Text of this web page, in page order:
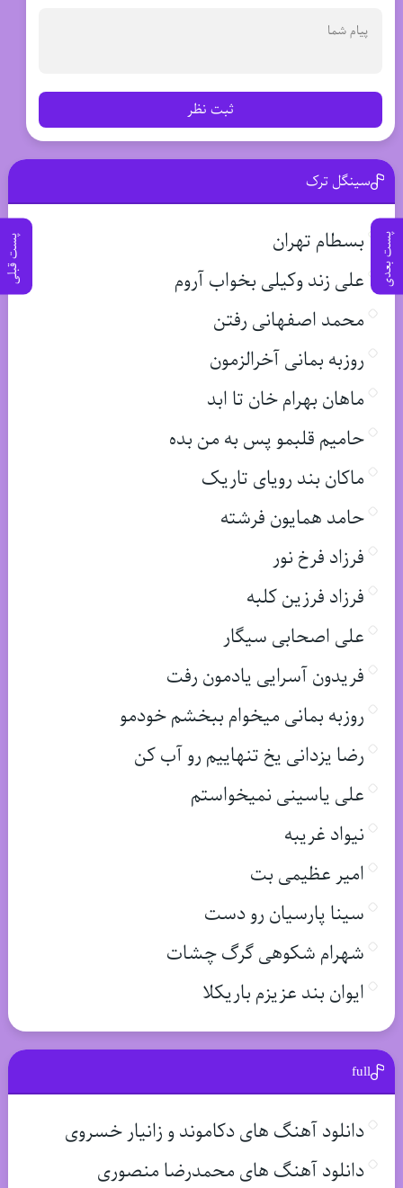
پست بعدی پست قبلی
ثبت نظر
سینگل ترک
بسطام تهران
علی زند وکیلی بخواب آروم
محمد اصفهانی رفتن
روزبه بمانی آخرالزمون
ماهان بهرام خان تا ابد
حامیم قلبمو پس به من بده
ماکان بند رویای تاریک
حامد همایون فرشته
فرزاد فرخ نور
فرزاد فرزین کلبه
علی اصحابی سیگار
فریدون آسرایی یادمون رفت
روزبه بمانی میخوام ببخشم خودمو
رضا یزدانی یخ تنهاییم رو آب کن
علی یاسینی نمیخواستم
نیواد غریبه
امیر عظیمی بت
سینا پارسیان رو دست
شهرام شکوهی گرگ چشات
ایوان بند عزیزم باریکلا
full
دانلود آهنگ های دکاموند و زانیار خسروی
دانلود آهنگ های محمدرضا منصوری